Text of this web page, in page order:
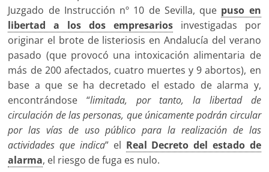
Juzgado de Instrucción nº 10 de Sevilla, que puso en
libertad a los dos empresariosinvestigadas por
originar el brote de listeriosis en Andalucía del verano
pasado (que provocó una intoxicación alimentaria de
más de 200 afectados, cuatro muertes y 9 abortos), en
base a que se ha decretado el estado de alarma y,
encontrándose “limitada, por tanto, la libertad de
circulación de las personas, que únicamente podrán circular
por las vías de uso público para la realización de las
actividades que indica” el Real Decreto del estado de
alarma, el riesgo de fuga es nulo.